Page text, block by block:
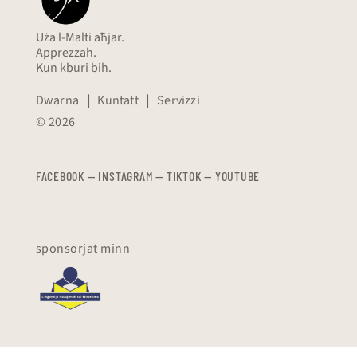
Uża l-Malti aħjar.
Apprezzah.
Kun kburi bih.
Dwarna | Kuntatt | Servizzi
© 2026
FACEBOOK — INSTAGRAM — TIKTOK — YOUTUBE
sponsorjat minn